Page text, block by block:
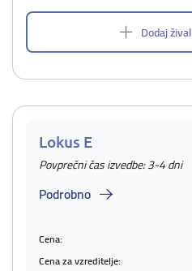
Dodaj žival
Lokus E
Povprečni čas izvedbe: 3-4 dni
Podrobno
Cena:
Cena za vzreditelje: